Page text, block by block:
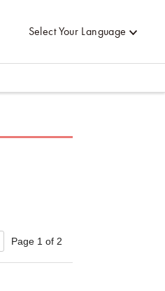
Select Your Language
Page 1 of 2